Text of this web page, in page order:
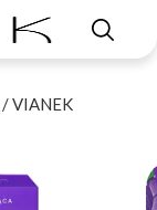
/ VIANEK